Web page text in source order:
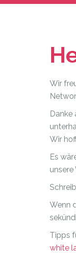
Wir
Danke
Wir
Es
Wenn
Tipps
white